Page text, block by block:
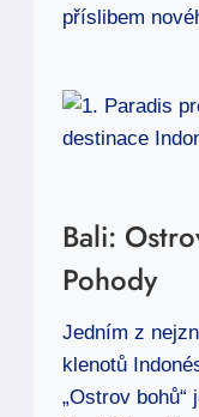
příslibem
Bali:
Pohody
Jedním z
klenotů
„Ostrov